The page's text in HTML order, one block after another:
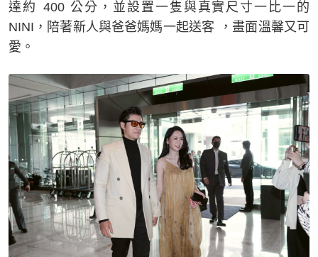
達約 400 公分，並設置一隻與真實尺寸一比一的
NINI，陪著新人與爸爸媽媽一起送客 ，畫面溫馨又可
愛。